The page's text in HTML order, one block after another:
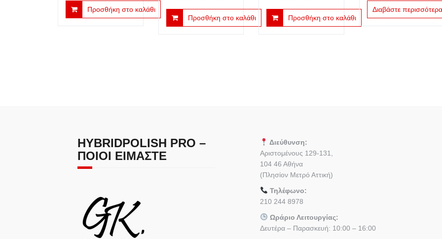
Προσθήκη στο καλάθι
Προσθήκη στο καλάθι Προσθήκη στο καλάθι
Διαβάστε περισσότερα
HYBRIDPOLISH PRO –
ΠΟΙΟΙ ΕΊΜΑΣΤΕ
Διεύθυνση:
Αριστομένους 129-131,
104 46 Αθήνα
(Πλησίον Μετρό Αττική)
Τηλέφωνο:
210 244 8978
Ωράριο Λειτουργίας:
Δευτέρα – Παρασκευή: 10:00 – 16:00